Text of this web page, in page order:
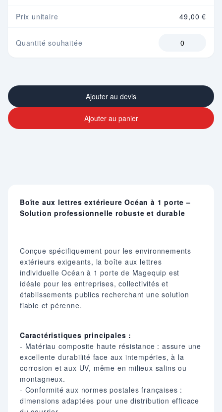
Prix unitaire 49,00 €
Quantité souhaitée
Ajouter au devis
Ajouter au panier
Boîte aux lettres extérieure Océan à 1 porte –
Solution professionnelle robuste et durable
Conçue spécifiquement pour les environnements
extérieurs exigeants, la boîte aux lettres
individuelle Océan à 1 porte de Magequip est
idéale pour les entreprises, collectivités et
établissements publics recherchant une solution
fiable et pérenne.
Caractéristiques principales :
- Matériau composite haute résistance : assure une
excellente durabilité face aux intempéries, à la
corrosion et aux UV, même en milieux salins ou
montagneux.
- Conformité aux normes postales françaises :
dimensions adaptées pour une distribution efficace